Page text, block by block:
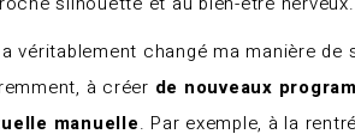
véritablement changé ma manière
à créer de nouveaux
manuelle. Par exemple, à la